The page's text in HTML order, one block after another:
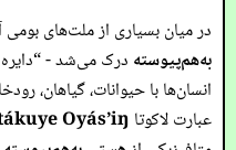
در میان بسیاری از ملت‌های بومی
به‌هم‌پیوسته درک می‌شد -
انسان‌ها با حیوانات، گیاهان،
عبارت لاکوتا Oyás’iŋ